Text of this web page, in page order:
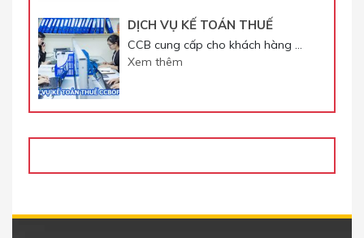
DỊCH VỤ KẾ TOÁN THUẾ
CCB cung cấp cho khách hàng …
Xem thêm